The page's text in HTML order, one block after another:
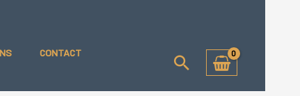
CONTACT
Zoeken